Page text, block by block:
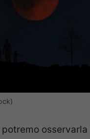
osservarla